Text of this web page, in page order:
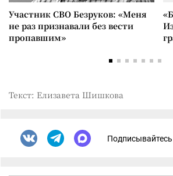
Участник СВО Безруков: «Меня
не раз признавали без вести
пропавшим»
Текст: Елизавета Шишкова